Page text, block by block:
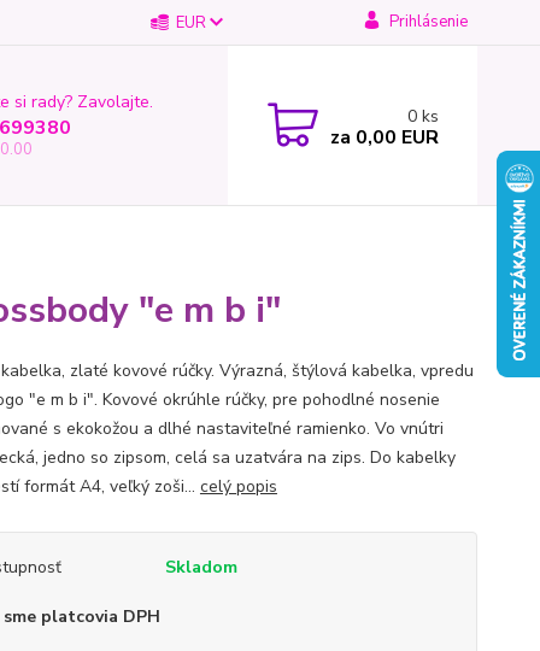
EUR Prihlásenie
si rady? Zavolajte.
0 ks
za 0,00 EUR
"e m b i"
zlaté kovové rúčky. Výrazná, štýlová kabelka, vpredu
"e m b i". Kovové okrúhle rúčky, pre pohodlné nosenie
s ekokožou a dlhé nastaviteľné ramienko. Vo vnútri
jedno so zipsom, celá sa uzatvára na zips. Do kabelky
formát A4, veľký zoši... celý popis
Skladom
sme platcovia DPH